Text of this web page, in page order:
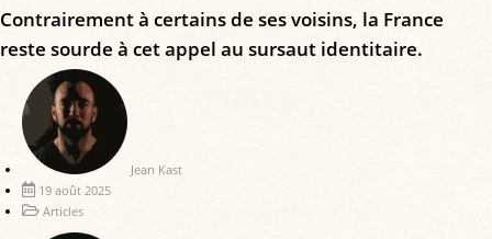
Contrairement à certains de ses voisins, la France
reste sourde à cet appel au sursaut identitaire.
Jean Kast
19 août 2025
Articles